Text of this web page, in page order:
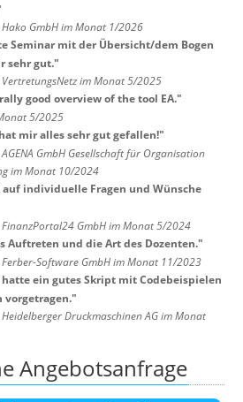
GmbH im Monat 1/2026
Seminar mit der Übersicht/dem Bogen
sehr gut."
im Monat 5/2025
good overview of the tool EA."
5/2025
mir alles sehr gut gefallen!"
GmbH Gesellschaft für Organisation
im Monat 10/2024
auf individuelle Fragen und Wünsche
GmbH im Monat 5/2024
Auftreten und die Art des Dozenten."
Software GmbH im Monat 11/2023
hatte ein gutes Skript mit Codebeispielen
vorgetragen."
Druckmaschinen AG im Monat
Angebotsanfrage